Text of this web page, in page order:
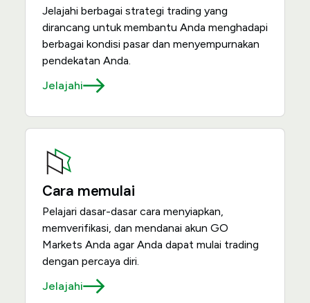
Jelajahi berbagai strategi trading yang
dirancang untuk membantu Anda menghadapi
berbagai kondisi pasar dan menyempurnakan
pendekatan Anda.
Jelajahi
Cara memulai
Pelajari dasar-dasar cara menyiapkan,
memverifikasi, dan mendanai akun GO
Markets Anda agar Anda dapat mulai trading
dengan percaya diri.
Jelajahi